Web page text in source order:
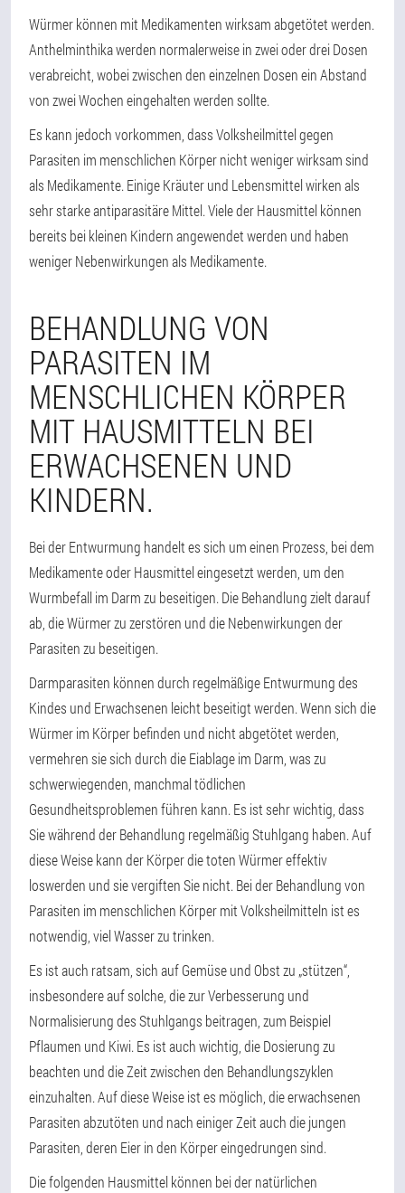
Würmer können mit Medikamenten wirksam abgetötet werden.
Anthelminthika werden normalerweise in zwei oder drei Dosen
verabreicht, wobei zwischen den einzelnen Dosen ein Abstand
von zwei Wochen eingehalten werden sollte.
Es kann jedoch vorkommen, dass Volksheilmittel gegen
Parasiten im menschlichen Körper nicht weniger wirksam sind
als Medikamente. Einige Kräuter und Lebensmittel wirken als
sehr starke antiparasitäre Mittel. Viele der Hausmittel können
bereits bei kleinen Kindern angewendet werden und haben
weniger Nebenwirkungen als Medikamente.
BEHANDLUNG VON
PARASITEN IM
MENSCHLICHEN KÖRPER
MIT HAUSMITTELN BEI
ERWACHSENEN UND
KINDERN.
Bei der Entwurmung handelt es sich um einen Prozess, bei dem
Medikamente oder Hausmittel eingesetzt werden, um den
Wurmbefall im Darm zu beseitigen. Die Behandlung zielt darauf
ab, die Würmer zu zerstören und die Nebenwirkungen der
Parasiten zu beseitigen.
Darmparasiten können durch regelmäßige Entwurmung des
Kindes und Erwachsenen leicht beseitigt werden. Wenn sich die
Würmer im Körper befinden und nicht abgetötet werden,
vermehren sie sich durch die Eiablage im Darm, was zu
schwerwiegenden, manchmal tödlichen
Gesundheitsproblemen führen kann. Es ist sehr wichtig, dass
Sie während der Behandlung regelmäßig Stuhlgang haben. Auf
diese Weise kann der Körper die toten Würmer effektiv
loswerden und sie vergiften Sie nicht. Bei der Behandlung von
Parasiten im menschlichen Körper mit Volksheilmitteln ist es
notwendig, viel Wasser zu trinken.
Es ist auch ratsam, sich auf Gemüse und Obst zu „stützen“,
insbesondere auf solche, die zur Verbesserung und
Normalisierung des Stuhlgangs beitragen, zum Beispiel
Pflaumen und Kiwi. Es ist auch wichtig, die Dosierung zu
beachten und die Zeit zwischen den Behandlungszyklen
einzuhalten. Auf diese Weise ist es möglich, die erwachsenen
Parasiten abzutöten und nach einiger Zeit auch die jungen
Parasiten, deren Eier in den Körper eingedrungen sind.
Die folgenden Hausmittel können bei der natürlichen